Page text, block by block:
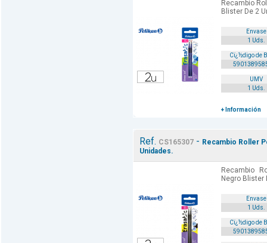
Recambio
Blister De 2
Envase
1 Uds.
Cï¿½digo de
UMV
1 Uds.
+ Información
Ref. CS165307- Recambio Roller
Unidades.
Recambio
Negro Blister
Envase
1 Uds.
Cï¿½digo de